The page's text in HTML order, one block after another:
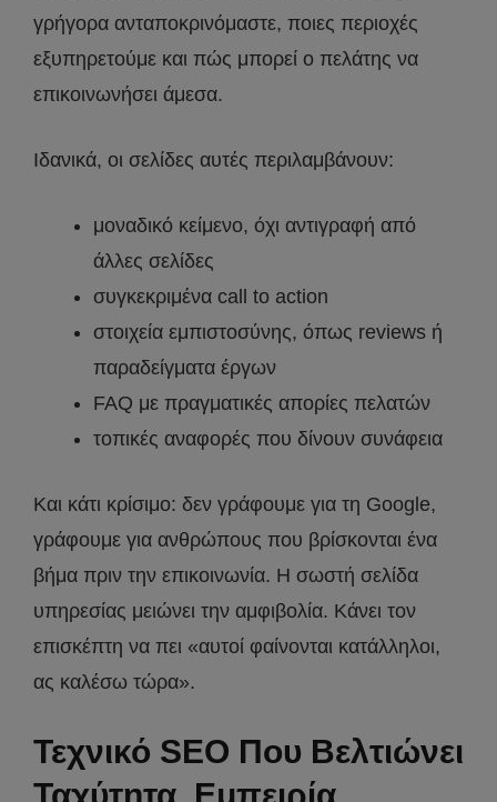
γρήγορα ανταποκρινόμαστε, ποιες περιοχές
εξυπηρετούμε και πώς μπορεί ο πελάτης να
επικοινωνήσει άμεσα.
Ιδανικά, οι σελίδες αυτές περιλαμβάνουν:
μοναδικό κείμενο, όχι αντιγραφή από
άλλες σελίδες
συγκεκριμένα call to action
στοιχεία εμπιστοσύνης, όπως reviews ή
παραδείγματα έργων
FAQ με πραγματικές απορίες πελατών
τοπικές αναφορές που δίνουν συνάφεια
Και κάτι κρίσιμο: δεν γράφουμε για τη Google,
γράφουμε για ανθρώπους που βρίσκονται ένα
βήμα πριν την επικοινωνία. Η σωστή σελίδα
υπηρεσίας μειώνει την αμφιβολία. Κάνει τον
επισκέπτη να πει «αυτοί φαίνονται κατάλληλοι,
ας καλέσω τώρα».
Τεχνικό SEO Που Βελτιώνει